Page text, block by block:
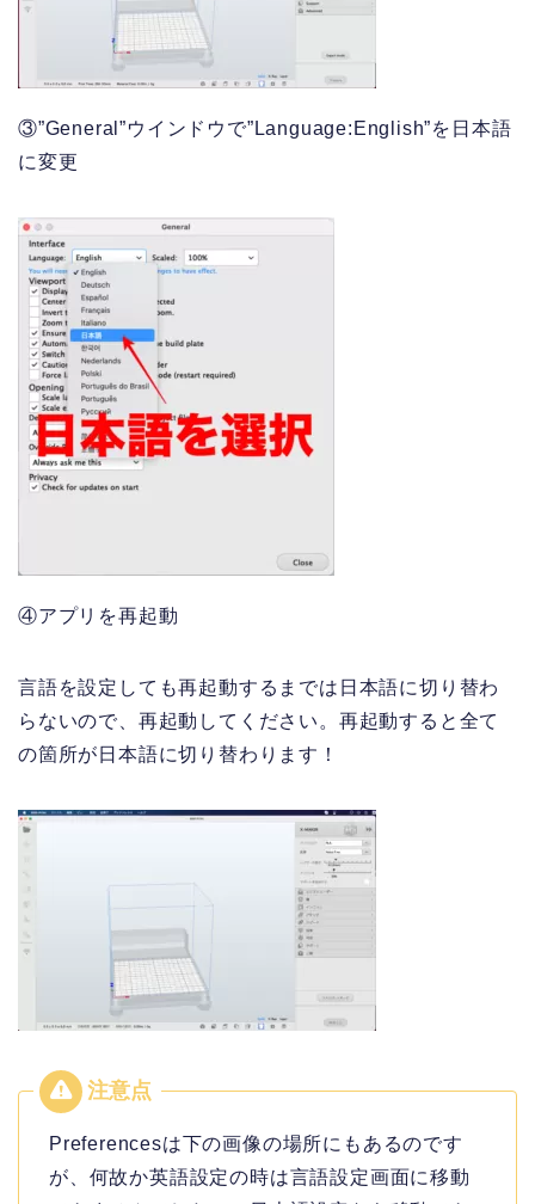
③”General”ウインドウで”Language:English”を日本語
に変更
④アプリを再起動
言語を設定しても再起動するまでは日本語に切り替わ
らないので、再起動してください。再起動すると全て
の箇所が日本語に切り替わります！
Preferencesは下の画像の場所にもあるのです
が、何故か英語設定の時は言語設定画面に移動